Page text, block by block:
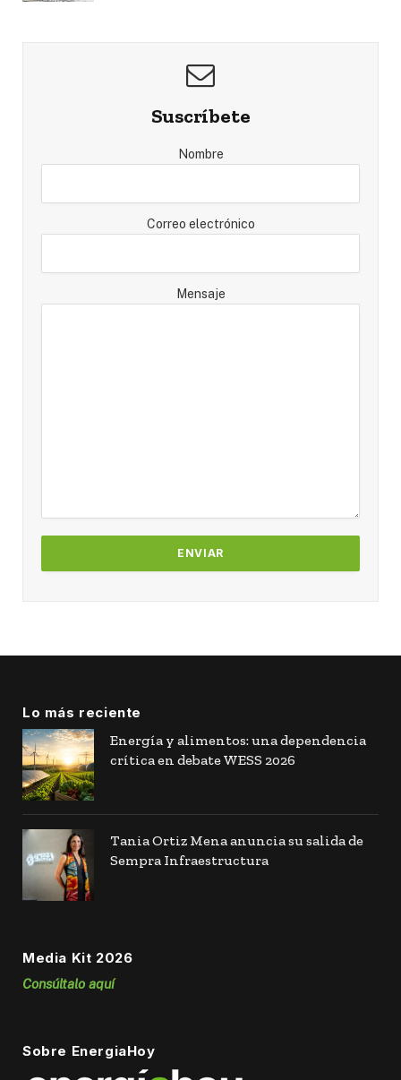
Suscríbete
Nombre
Correo electrónico
Mensaje
Lo más reciente
Energía y alimentos: una dependencia
crítica en debate WESS 2026
Tania Ortiz Mena anuncia su salida de
Sempra Infraestructura
Media Kit 2026
Consúltalo aquí
Sobre EnergiaHoy